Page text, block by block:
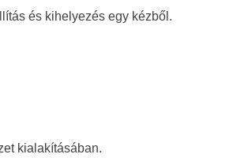
és kihelyezés egy kézből.
kialakításában.